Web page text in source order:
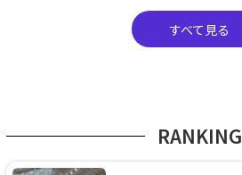
すべて見る
RANKING